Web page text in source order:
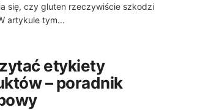
się, czy gluten rzeczywiście szkodzi
artykule tym...
etykiety
– poradnik